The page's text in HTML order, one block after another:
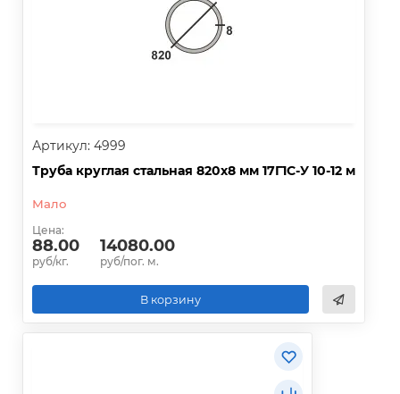
Артикул: 4999
Труба круглая стальная 820х8 мм 17Г1С-У 10-12 м
Мало
Цена:
88.00
руб/кг.
14080.00
руб/пог. м.
В корзину